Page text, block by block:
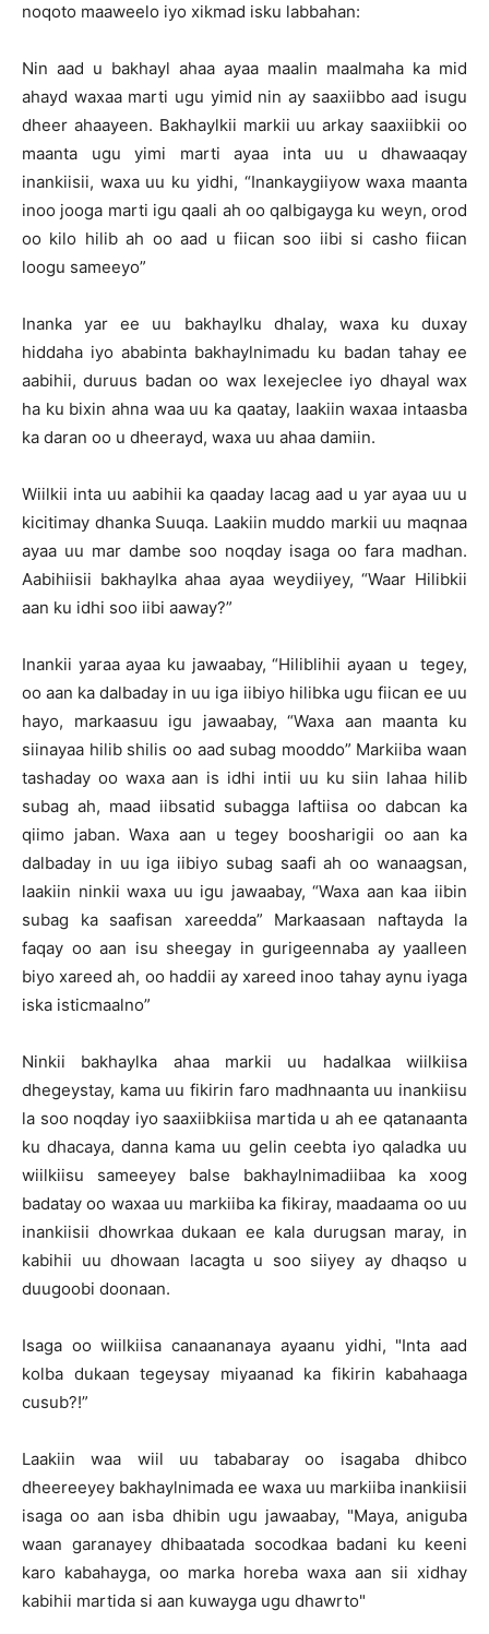
noqoto maaweelo iyo xikmad isku labbahan:
Nin aad u bakhayl ahaa ayaa maalin maalmaha ka mid
ahayd waxaa marti ugu yimid nin ay saaxiibbo aad isugu
dheer ahaayeen. Bakhaylkii markii uu arkay saaxiibkii oo
maanta ugu yimi marti ayaa inta uu u dhawaaqay
inankiisii, waxa uu ku yidhi, “Inankaygiiyow waxa maanta
inoo jooga marti igu qaali ah oo qalbigayga ku weyn, orod
oo kilo hilib ah oo aad u fiican soo iibi si casho fiican
loogu sameeyo”
Inanka yar ee uu bakhaylku dhalay, waxa ku duxay
hiddaha iyo ababinta bakhaylnimadu ku badan tahay ee
aabihii, duruus badan oo wax lexejeclee iyo dhayal wax
ha ku bixin ahna waa uu ka qaatay, laakiin waxaa intaasba
ka daran oo u dheerayd, waxa uu ahaa damiin.
Wiilkii inta uu aabihii ka qaaday lacag aad u yar ayaa uu u
kicitimay dhanka Suuqa. Laakiin muddo markii uu maqnaa
ayaa uu mar dambe soo noqday isaga oo fara madhan.
Aabihiisii bakhaylka ahaa ayaa weydiiyey, “Waar Hilibkii
aan ku idhi soo iibi aaway?”
Inankii yaraa ayaa ku jawaabay, “Hiliblihii ayaan u tegey,
oo aan ka dalbaday in uu iga iibiyo hilibka ugu fiican ee uu
hayo, markaasuu igu jawaabay, “Waxa aan maanta ku
siinayaa hilib shilis oo aad subag mooddo” Markiiba waan
tashaday oo waxa aan is idhi intii uu ku siin lahaa hilib
subag ah, maad iibsatid subagga laftiisa oo dabcan ka
qiimo jaban. Waxa aan u tegey boosharigii oo aan ka
dalbaday in uu iga iibiyo subag saafi ah oo wanaagsan,
laakiin ninkii waxa uu igu jawaabay, “Waxa aan kaa iibin
subag ka saafisan xareedda” Markaasaan naftayda la
faqay oo aan isu sheegay in gurigeennaba ay yaalleen
biyo xareed ah, oo haddii ay xareed inoo tahay aynu iyaga
iska isticmaalno”
Ninkii bakhaylka ahaa markii uu hadalkaa wiilkiisa
dhegeystay, kama uu fikirin faro madhnaanta uu inankiisu
la soo noqday iyo saaxiibkiisa martida u ah ee qatanaanta
ku dhacaya, danna kama uu gelin ceebta iyo qaladka uu
wiilkiisu sameeyey balse bakhaylnimadiibaa ka xoog
badatay oo waxaa uu markiiba ka fikiray, maadaama oo uu
inankiisii dhowrkaa dukaan ee kala durugsan maray, in
kabihii uu dhowaan lacagta u soo siiyey ay dhaqso u
duugoobi doonaan.
Isaga oo wiilkiisa canaananaya ayaanu yidhi, "Inta aad
kolba dukaan tegeysay miyaanad ka fikirin kabahaaga
cusub?!”
Laakiin waa wiil uu tababaray oo isagaba dhibco
dheereeyey bakhaylnimada ee waxa uu markiiba inankiisii
isaga oo aan isba dhibin ugu jawaabay, "Maya, aniguba
waan garanayey dhibaatada socodkaa badani ku keeni
karo kabahayga, oo marka horeba waxa aan sii xidhay
kabihii martida si aan kuwayga ugu dhawrto"